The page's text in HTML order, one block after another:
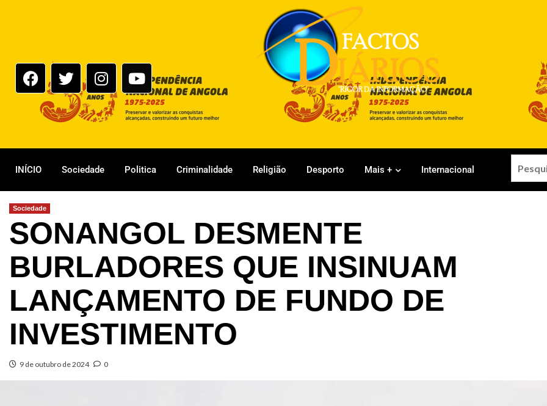
INÍCIO Sociedade Politica Criminalidade Religião Desporto Mais + Internacional
Sociedade
SONANGOL DESMENTE
BURLADORES QUE INSINUAM
LANÇAMENTO DE FUNDO DE
INVESTIMENTO
9 de outubro de 2024 0